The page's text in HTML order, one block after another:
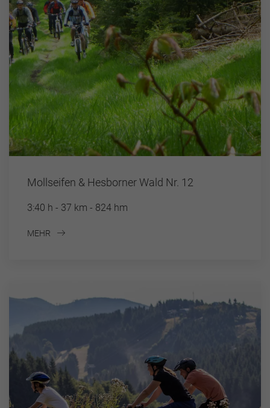
Mollseifen & Hesborner Wald Nr. 12
3:40 h - 37 km - 824 hm
MEHR